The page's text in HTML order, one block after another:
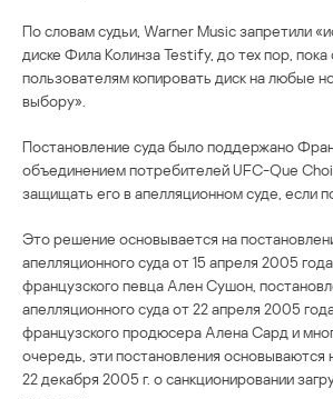
По словам судьи, Warner Music запретили
диске Фила Колинза Testify, до тех пор,
пользователям копировать диск на любые
выбору».
Постановление суда было поддержано
объединением потребителей UFC-Que
защищать его в апелляционном суде, если
Это решение основывается на
апелляционного суда от 15 апреля 2005
французского певца Ален Сушон,
апелляционного суда от 22 апреля 2005
французского продюсера Алена Сард и
очередь, эти постановления основываются
22 декабря 2005 г. о санкционировании